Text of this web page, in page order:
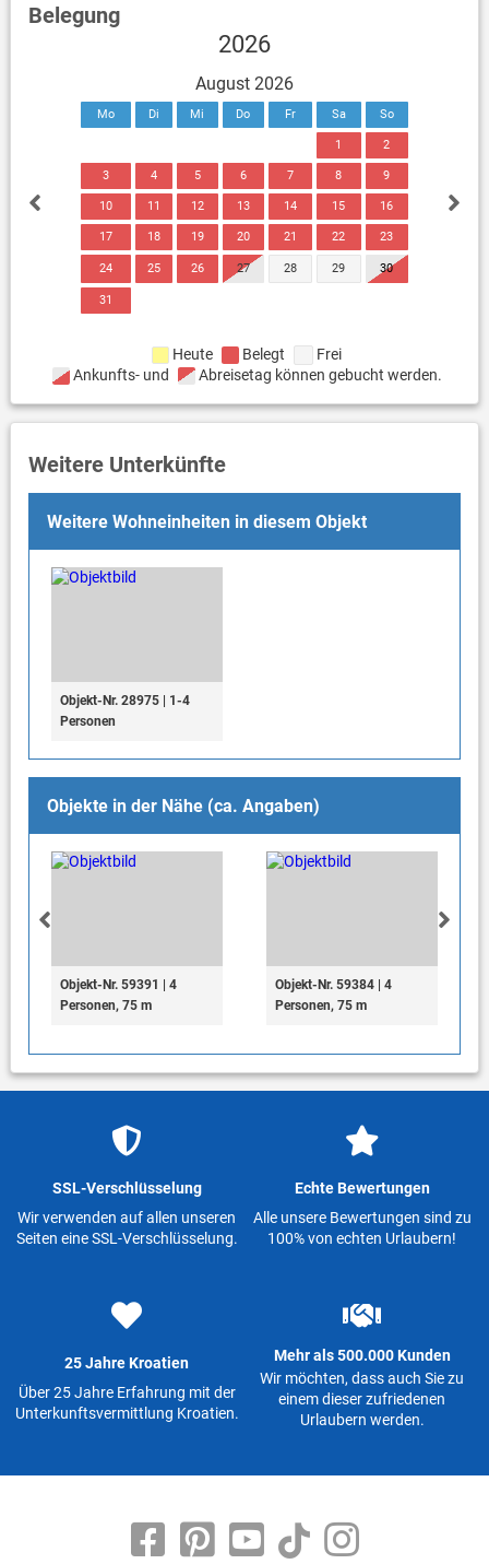
Belegung
2026
August 2026
Mo Di Mi Do Fr Sa So
1 2
3 4 5 6 7 8 9
10 11 12 13 14 15 16
17 18 19 20 21 22 23
24 25 26 27 28 29 30
31
Heute Belegt
Frei
Ankunfts- und
Abreisetag können gebucht werden.
Weitere Unterkünfte
Weitere Wohneinheiten in diesem Objekt
Objekt-Nr. 28975 | 1-4
Personen
Objekte in der Nähe (ca. Angaben)
Objekt-Nr. 59391 | 4
Personen, 75 m
Objekt-Nr. 59384 | 4
Personen, 75 m
SSL-Verschlüsselung
Wir verwenden auf allen unseren
Seiten eine SSL-Verschlüsselung.
Echte Bewertungen
Alle unsere Bewertungen sind zu
100% von echten Urlaubern!
25 Jahre Kroatien
Über 25 Jahre Erfahrung mit der
Unterkunftsvermittlung Kroatien.
Mehr als 500.000 Kunden
Wir möchten, dass auch Sie zu
einem dieser zufriedenen
Urlaubern werden.